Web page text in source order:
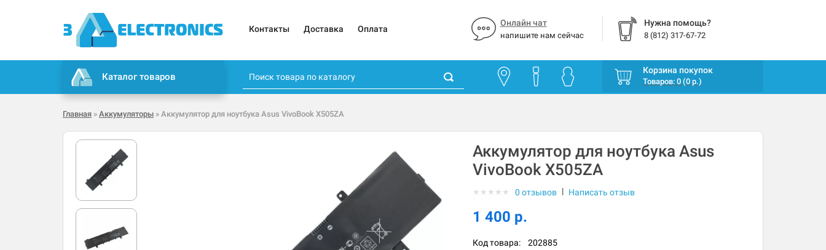
Контакты Доставка Оплата
Онлайн чат
напишите нам сейчас
Нужна помощь?
8 (812) 317-67-72
Каталог товаров
Корзина покупок
Товаров: 0 (0 р.)
Главная » Аккумуляторы » Аккумулятор для ноутбука Asus VivoBook X505ZA
Аккумулятор для ноутбука Asus
VivoBook X505ZA
★ ★ ★ ★ ★ 0 отзывов | Написать отзыв
1 400 р.
Код товара: 202885